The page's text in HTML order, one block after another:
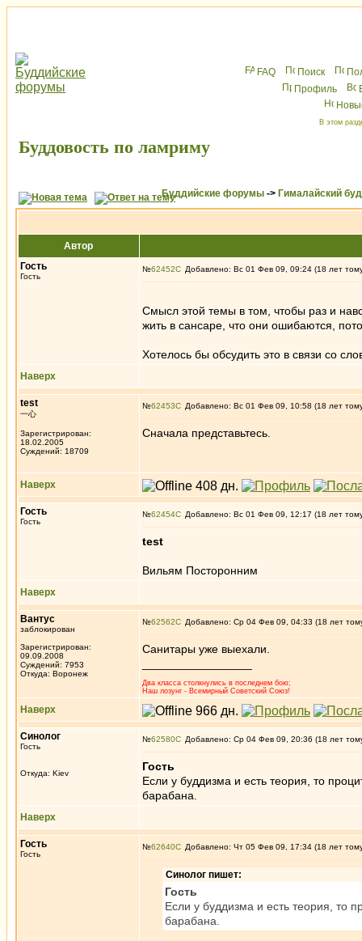
FAQ Поиск
Профиль
В этом
Буддовость по ламриму
Буддийские форумы -> Гималайский
Автор
Гость
Гость
№62452 Добавлено: Вс 01 Фев 09, 09:24 (18 лет
Смысл этой темы в том, чтобы раз и
жить в сансаре, что они ошибаются,
Хотелось бы обсудить это в связи со
Наверх
test
一心
Зарегистрирован:
18.02.2005
Суждений: 18709
№62453 Добавлено: Вс 01 Фев 09, 10:58 (18 лет
Сначала представьтесь.
Наверх
Гость
Гость
№62454 Добавлено: Вс 01 Фев 09, 12:17 (18 лет
test
Вильям Посторонним
Наверх
Вантус
заблокирован
Зарегистрирован:
09.09.2008
Суждений: 7953
Откуда: Воронеж
№62562 Добавлено: Ср 04 Фев 09, 04:33 (18 лет
Санитары уже выехали.
Два класса столкнулись в последнем бою;
Наш лозунг - Всемирный Советский Союз!
Наверх
Синолог
Гость
Откуда: Kiev
№62580 Добавлено: Ср 04 Фев 09, 20:36 (18 лет
Гость
Если у буддизма и есть теория, то
барабана.
Наверх
Гость
Гость
№62640 Добавлено: Чт 05 Фев 09, 17:34 (18 лет
Синолог пишет:
Гость
Если у буддизма и есть теория, то
барабана.